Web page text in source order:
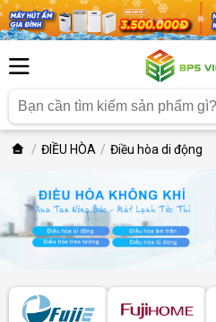
ĐIỀU HÒA Điều hòa di động